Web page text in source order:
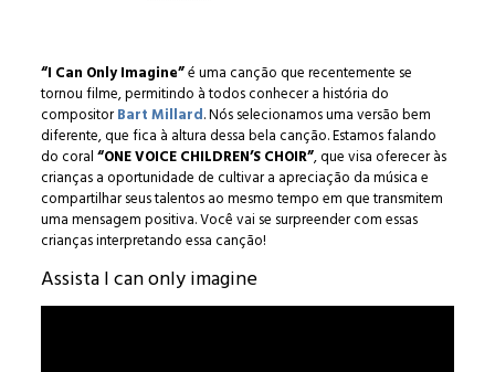
“I Can Only Imagine”é uma canção que recentemente se
tornou filme, permitindo à todos conhecer a história do
compositorBart Millard. Nós selecionamos uma versão bem
diferente, que fica à altura dessa bela canção. Estamos falando
do coral“ONE VOICE CHILDREN’S CHOIR”, que visa oferecer às
crianças a oportunidade de cultivar a apreciação da música e
compartilhar seus talentos ao mesmo tempo em que transmitem
uma mensagem positiva. Você vai se surpreender com essas
crianças interpretando essa canção!
Assista I can only imagine